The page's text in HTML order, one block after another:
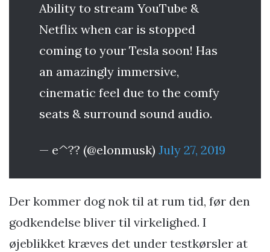
Ability to stream YouTube &
Netflix when car is stopped
coming to your Tesla soon! Has
an amazingly immersive,
cinematic feel due to the comfy
seats & surround sound audio.
— e^?? (@elonmusk) July 27, 2019
Der kommer dog nok til at rum tid, før den
godkendelse bliver til virkelighed. I
øjeblikket kræves det under testkørsler at